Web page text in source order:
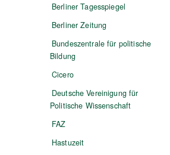
Berliner Tagesspiegel
Berliner Zeitung
Bundeszentrale für politische
Bildung
Cicero
Deutsche Vereinigung für
Politische Wissenschaft
FAZ
Hastuzeit